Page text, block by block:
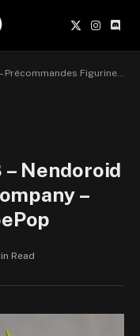
X
(Twitter)
Figurines du 8 au 14 juin 2026
– Nendoroid
–
Read